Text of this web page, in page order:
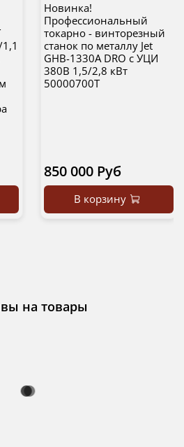
Новинка!
Профессиональный
токарно - винторезный
станок по металлу Jet
GHB-1330A DRO с УЦИ
380В 1,5/2,8 кВт
50000700T
850 000 Руб
В корзину
на товары